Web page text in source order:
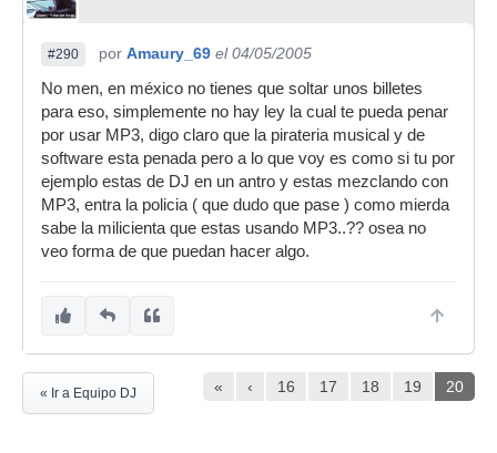
#290 por Amaury_69 el 04/05/2005
No men, en méxico no tienes que soltar unos billetes
para eso, simplemente no hay ley la cual te pueda penar
por usar MP3, digo claro que la pirateria musical y de
software esta penada pero a lo que voy es como si tu por
ejemplo estas de DJ en un antro y estas mezclando con
MP3, entra la policia ( que dudo que pase ) como mierda
sabe la milicienta que estas usando MP3..?? osea no
veo forma de que puedan hacer algo.
« ‹ 16 17 18 19 20
« Ir a Equipo DJ